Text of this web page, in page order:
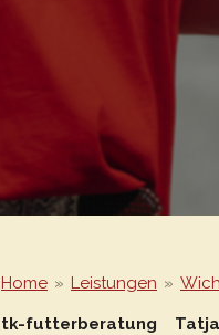
Home » Leistungen »
tk-futterberatung